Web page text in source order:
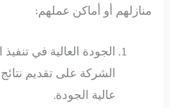
منازلهم أو أماكن عملهم:
الجودة العالية في
الشركة على تقديم
عالية الجودة.